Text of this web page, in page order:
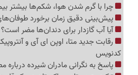
چرا با گرم شدن هوا، شکم‌ها بیشتر
پیش‌بینی دقیق زمان برخورد
آیا آب گازدار برای دندان‌ها مضر است؟
رقابت جدید متا، اوپن ای آی و
کدنویس
پاسخ به نگرانی مادران شیرده